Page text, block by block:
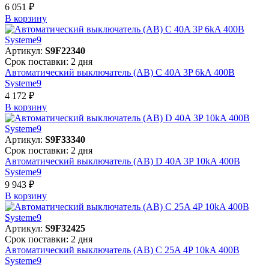
6 051 ₽
В корзинy
Артикул: S9F22340
Срок поставки: 2 дня
Автоматический выключатель (АВ) C 40A 3P 6kA 400В
Systeme9
4 172 ₽
В корзинy
Артикул: S9F33340
Срок поставки: 2 дня
Автоматический выключатель (АВ) D 40A 3P 10kA 400В
Systeme9
9 943 ₽
В корзинy
Артикул: S9F32425
Срок поставки: 2 дня
Автоматический выключатель (АВ) C 25A 4P 10kA 400В
Systeme9